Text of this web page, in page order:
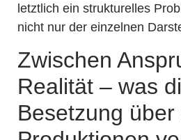
letztlich ein strukturelles
nicht nur der einzelnen
Zwischen
Realität – was
Besetzung